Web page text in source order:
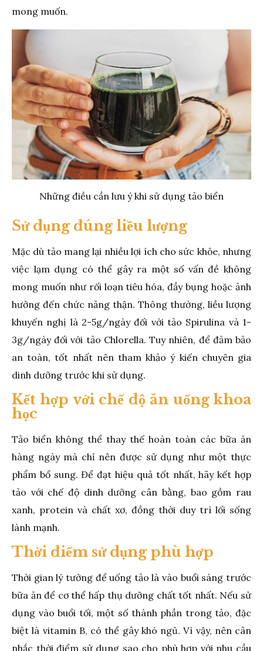
mong muốn.
Những điều cần lưu ý khi sử dụng tảo biển
Sử dụng đúng liều lượng
Mặc dù tảo mang lại nhiều lợi ích cho sức khỏe, nhưng
việc lạm dụng có thể gây ra một số vấn đề không
mong muốn như rối loạn tiêu hóa, đầy bụng hoặc ảnh
hưởng đến chức năng thận. Thông thường, liều lượng
khuyến nghị là 2-5g/ngày đối với tảo Spirulina và 1-
3g/ngày đối với tảo Chlorella. Tuy nhiên, để đảm bảo
an toàn, tốt nhất nên tham khảo ý kiến chuyên gia
dinh dưỡng trước khi sử dụng.
Kết hợp với chế độ ăn uống khoa
học
Tảo biển không thể thay thế hoàn toàn các bữa ăn
hàng ngày mà chỉ nên được sử dụng như một thực
phẩm bổ sung. Để đạt hiệu quả tốt nhất, hãy kết hợp
tảo với chế độ dinh dưỡng cân bằng, bao gồm rau
xanh, protein và chất xơ, đồng thời duy trì lối sống
lành mạnh.
Thời điểm sử dụng phù hợp
Thời gian lý tưởng để uống tảo là vào buổi sáng trước
bữa ăn để cơ thể hấp thụ dưỡng chất tốt nhất. Nếu sử
dụng vào buổi tối, một số thành phần trong tảo, đặc
biệt là vitamin B, có thể gây khó ngủ. Vì vậy, nên cân
nhắc thời điểm sử dụng sao cho phù hợp với nhu cầu